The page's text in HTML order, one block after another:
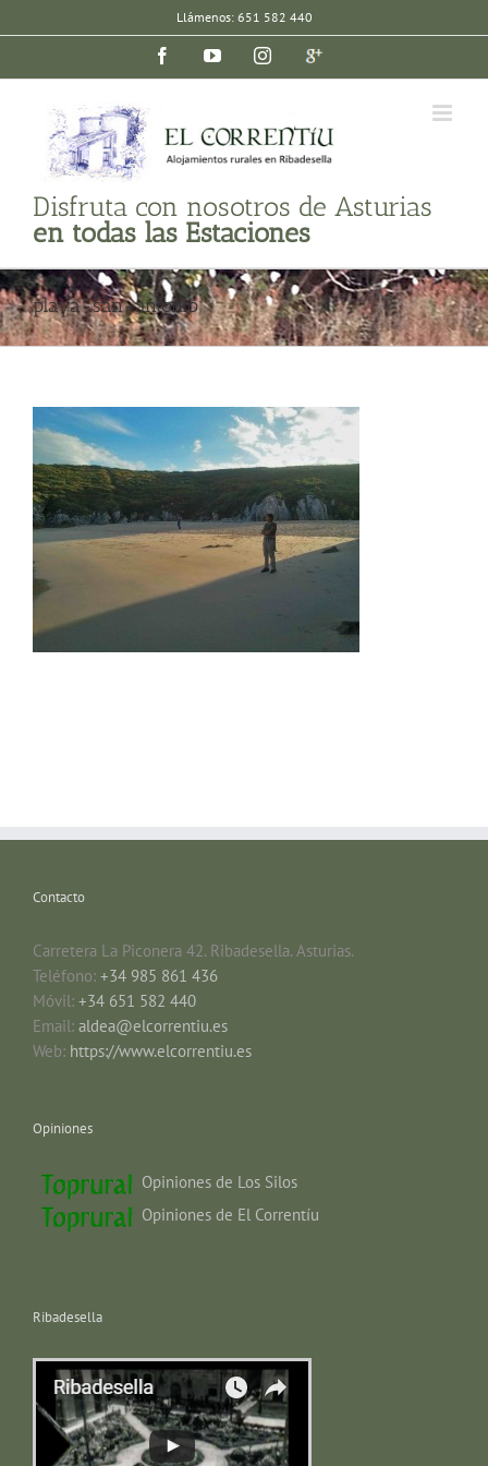
al
Llámenos: 651 582 440
FacebookYouTubeInstagram
Google
Disfruta con nosotros de Asturias
en todas las Estaciones
playa-san-antonio
Contacto
Carretera La Piconera 42. Ribadesella. Asturias.
Teléfono: +34 985 861 436
Móvil: +34 651 582 440
Email: aldea@elcorrentiu.es
Web: https://www.elcorrentiu.es
Opiniones
Opiniones de Los Silos
Opiniones de El Correntíu
Ribadesella